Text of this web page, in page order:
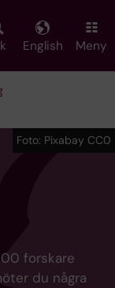
English Meny
forskare
du några
Foto: Pixabay CC0